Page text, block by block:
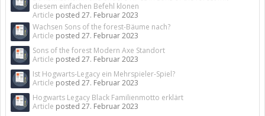
diesem einfachen Befehl klonen
Article posted 27. Februar 2023
Wachsen Sons of the forest-Bäume nach?
Article posted 27. Februar 2023
Sons of the forest Modern Axe Standort
Article posted 27. Februar 2023
Ist Hogwarts-Legacy ein Mehrspieler-Spiel?
Article posted 27. Februar 2023
Hogwarts Legacy Black Familienmotto erklärt
Article posted 27. Februar 2023